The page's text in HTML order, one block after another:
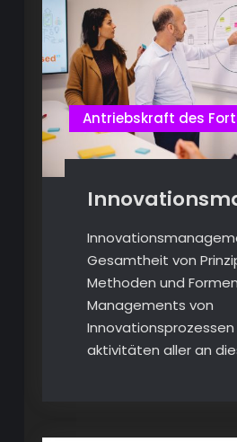
Antriebskraft des
Gesamtheit von
Methoden und
Managements von
aktivitäten aller an